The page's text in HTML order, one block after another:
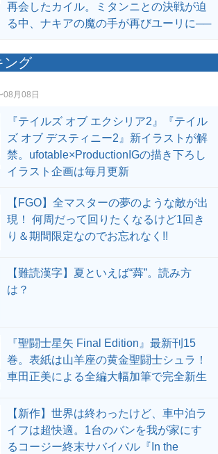
再会したカイル。ミタンニとの決戦が迫
る中、ナキアの魔の手が再びユーリに──
ング
08月08日
『テイルズ オブ エクシリア2』『テイル
ズ オブ デスティニー2』新イラストが解
禁。ufotable×ProductionIGの描き下ろし
イラスト企画は毎月更新
【FGO】全マスターの夢のような敵が出
現！ 何周だって回りたくなるけど1回き
り＆期間限定なのでお忘れなく!!
【難読漢字】夏といえば“蕣”。読み方
は？
『聖闘士星矢 Final Edition』最新刊15
巻。表紙は山羊座の黄金聖闘士シュラ！
車田正美による全編大幅加筆で完全新生
【新作】世界は終わったけど、車中泊ラ
イフは超快適。1台のバンを我が家にす
るコージー終末サバイバル『In the